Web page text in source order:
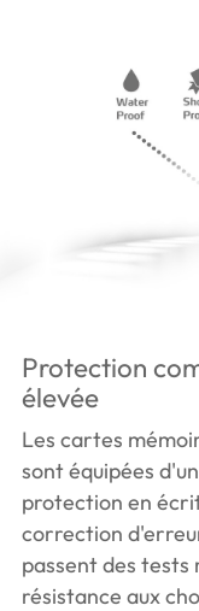
Protection
élevée
Les cartes
sont équipées
protection en
correction
passent des
résistance aux